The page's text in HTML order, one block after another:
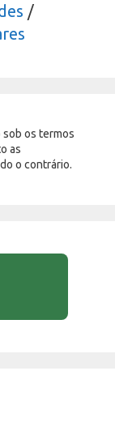
/
os termos
as
o contrário.